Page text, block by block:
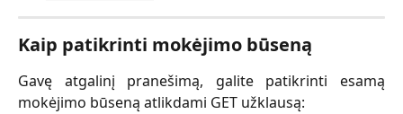
Kaip patikrinti mokėjimo būseną
Gavę atgalinį pranešimą, galite patikrinti esamą
mokėjimo būseną atlikdami GET užklausą: